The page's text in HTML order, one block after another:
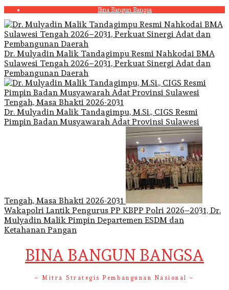
Skip
to
content
Bina Bangun Bangsa
Dr. Mulyadin Malik Tandagimpu Resmi Nahkodai BMA
Sulawesi Tengah 2026–2031, Perkuat Sinergi Adat dan
Pembangunan Daerah
Dr. Mulyadin Malik Tandagimpu, M.Si., CIGS Resmi
Pimpin Badan Musyawarah Adat Provinsi Sulawesi
Tengah, Masa Bhakti 2026-2031
Wakapolri Lantik Pengurus PP KBPP Polri 2026–2031, Dr.
Mulyadin Malik Pimpin Departemen ESDM dan
Ketahanan Pangan
BINA BANGUN BANGSA
– Mitra Strategis Pembangunan Nasional –